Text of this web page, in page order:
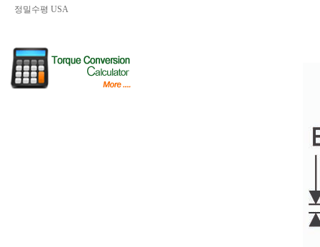
정밀수평 USA